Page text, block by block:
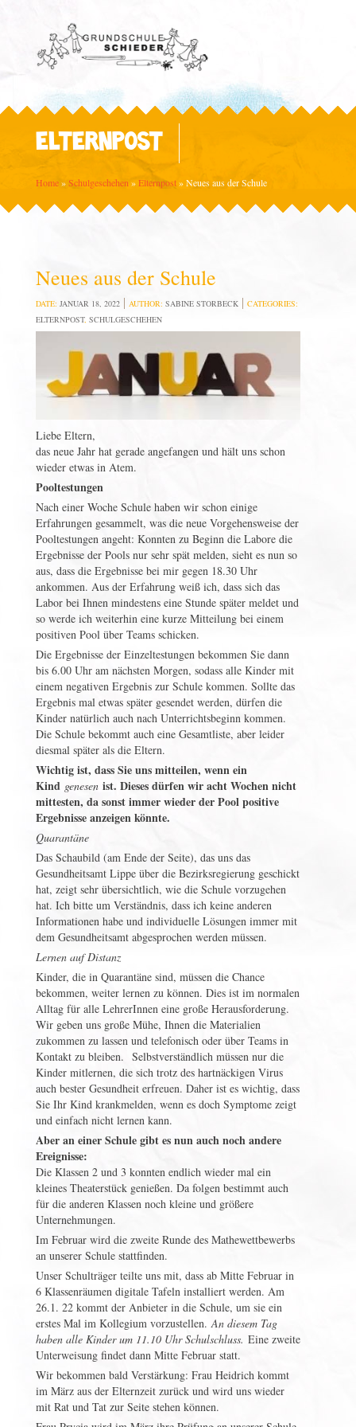
ELTERNPOST
Home » Schulgeschehen » Elternpost »Neues aus der Schule
Neues aus der Schule
DATE: JANUAR 18, 2022 AUTHOR: SABINE STORBECK
CATEGORIES:
ELTERNPOST, SCHULGESCHEHEN
Liebe Eltern,
das neue Jahr hat gerade angefangen und hält uns schon
wieder etwas in Atem.
Pooltestungen
Nach einer Woche Schule haben wir schon einige
Erfahrungen gesammelt, was die neue Vorgehensweise der
Pooltestungen angeht: Konnten zu Beginn die Labore die
Ergebnisse der Pools nur sehr spät melden, sieht es nun so
aus, dass die Ergebnisse bei mir gegen 18.30 Uhr
ankommen. Aus der Erfahrung weiß ich, dass sich das
Labor bei Ihnen mindestens eine Stunde später meldet und
so werde ich weiterhin eine kurze Mitteilung bei einem
positiven Pool über Teams schicken.
Die Ergebnisse der Einzeltestungen bekommen Sie dann
bis 6.00 Uhr am nächsten Morgen, sodass alle Kinder mit
einem negativen Ergebnis zur Schule kommen. Sollte das
Ergebnis mal etwas später gesendet werden, dürfen die
Kinder natürlich auch nach Unterrichtsbeginn kommen.
Die Schule bekommt auch eine Gesamtliste, aber leider
diesmal später als die Eltern.
Wichtig ist, dass Sie uns mitteilen, wenn ein
Kind genesenist. Dieses dürfen wir acht Wochen nicht
mittesten, da sonst immer wieder der Pool positive
Ergebnisse anzeigen könnte.
Quarantäne
Das Schaubild (am Ende der Seite), das uns das
Gesundheitsamt Lippe über die Bezirksregierung geschickt
hat, zeigt sehr übersichtlich, wie die Schule vorzugehen
hat. Ich bitte um Verständnis, dass ich keine anderen
Informationen habe und individuelle Lösungen immer mit
dem Gesundheitsamt abgesprochen werden müssen.
Lernen auf Distanz
Kinder, die in Quarantäne sind, müssen die Chance
bekommen, weiter lernen zu können. Dies ist im normalen
Alltag für alle LehrerInnen eine große Herausforderung.
Wir geben uns große Mühe, Ihnen die Materialien
zukommen zu lassen und telefonisch oder über Teams in
Kontakt zu bleiben. Selbstverständlich müssen nur die
Kinder mitlernen, die sich trotz des hartnäckigen Virus
auch bester Gesundheit erfreuen. Daher ist es wichtig, dass
Sie Ihr Kind krankmelden, wenn es doch Symptome zeigt
und einfach nicht lernen kann.
Aber an einer Schule gibt es nun auch noch andere
Ereignisse:
Die Klassen 2 und 3 konnten endlich wieder mal ein
kleines Theaterstück genießen. Da folgen bestimmt auch
für die anderen Klassen noch kleine und größere
Unternehmungen.
Im Februar wird die zweite Runde des Mathewettbewerbs
an unserer Schule stattfinden.
Unser Schulträger teilte uns mit, dass ab Mitte Februar in
6 Klassenräumen digitale Tafeln installiert werden. Am
26.1. 22 kommt der Anbieter in die Schule, um sie ein
erstes Mal im Kollegium vorzustellen.An diesem Tag
haben alle Kinder um 11.10 Uhr Schulschluss. Eine zweite
Unterweisung findet dann Mitte Februar statt.
Wir bekommen bald Verstärkung: Frau Heidrich kommt
im März aus der Elternzeit zurück und wird uns wieder
mit Rat und Tat zur Seite stehen können.